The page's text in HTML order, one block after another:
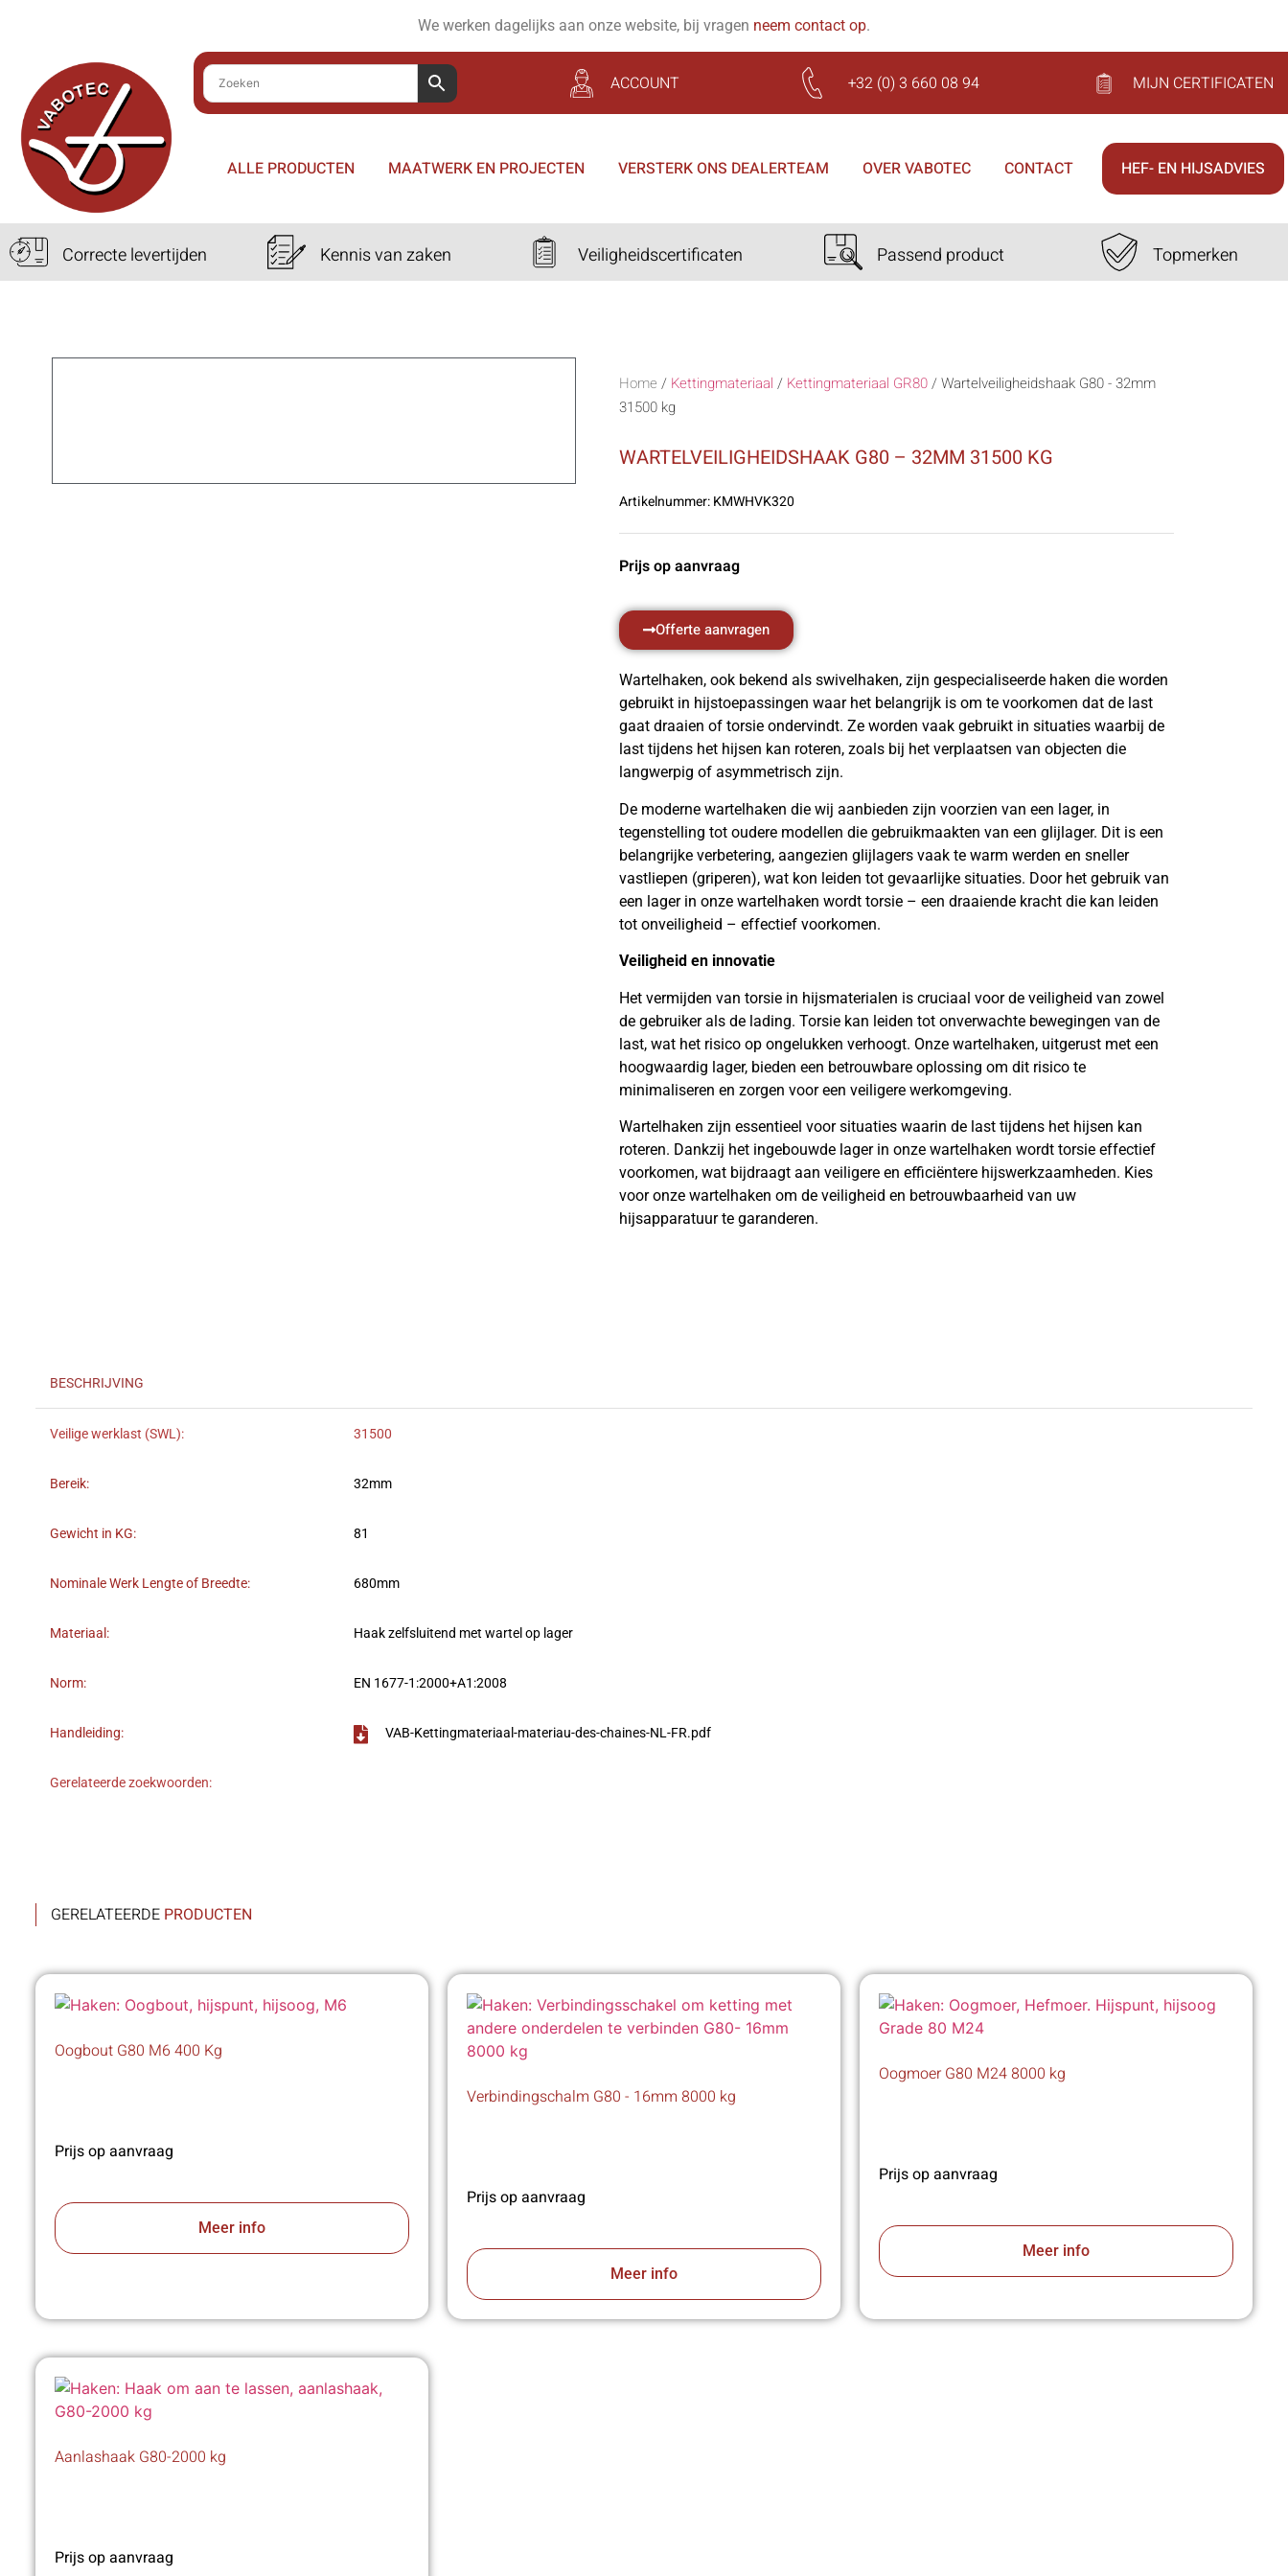
We werken dagelijks aan onze website, bij vragen neem contact op.
ACCOUNT +32 (0) 3 660 08 94 MIJN CERTIFICATEN
ALLE PRODUCTEN MAATWERK EN PROJECTEN VERSTERK ONS DEALERTEAM OVER VABOTEC CONTACT HEF- EN HIJSADVIES
Correcte levertijden Kennis van zaken Veiligheidscertificaten Passend product Topmerken
Home / Kettingmateriaal / Kettingmateriaal GR80/Wartelveiligheidshaak G80 - 32mm
31500 kg
WARTELVEILIGHEIDSHAAK G80 – 32MM 31500 KG
Artikelnummer:KMWHVK320
Prijs op aanvraag
Offerte aanvragen
Wartelhaken, ook bekend als swivelhaken, zijn gespecialiseerde haken die worden
gebruikt in hijstoepassingen waar het belangrijk is om te voorkomen dat de last
gaat draaien of torsie ondervindt. Ze worden vaak gebruikt in situaties waarbij de
last tijdens het hijsen kan roteren, zoals bij het verplaatsen van objecten die
langwerpig of asymmetrisch zijn.
De moderne wartelhaken die wij aanbieden zijn voorzien van een lager, in
tegenstelling tot oudere modellen die gebruikmaakten van een glijlager. Dit is een
belangrijke verbetering, aangezien glijlagers vaak te warm werden en sneller
vastliepen (griperen), wat kon leiden tot gevaarlijke situaties. Door het gebruik van
een lager in onze wartelhaken wordt torsie – een draaiende kracht die kan leiden
tot onveiligheid – effectief voorkomen.
Veiligheid en innovatie
Het vermijden van torsie in hijsmaterialen is cruciaal voor de veiligheid van zowel
de gebruiker als de lading. Torsie kan leiden tot onverwachte bewegingen van de
last, wat het risico op ongelukken verhoogt. Onze wartelhaken, uitgerust met een
hoogwaardig lager, bieden een betrouwbare oplossing om dit risico te
minimaliseren en zorgen voor een veiligere werkomgeving.
Wartelhaken zijn essentieel voor situaties waarin de last tijdens het hijsen kan
roteren. Dankzij het ingebouwde lager in onze wartelhaken wordt torsie effectief
voorkomen, wat bijdraagt aan veiligere en efficiëntere hijswerkzaamheden. Kies
voor onze wartelhaken om de veiligheid en betrouwbaarheid van uw
hijsapparatuur te garanderen.
BESCHRIJVING
Veilige werklast (SWL): 31500
Bereik: 32mm
Gewicht in KG: 81
Nominale Werk Lengte of Breedte: 680mm
Materiaal: Haak zelfsluitend met wartel op lager
Norm: EN 1677-1:2000+A1:2008
Handleiding: VAB-Kettingmateriaal-materiau-des-chaines-NL-FR.pdf
Gerelateerde zoekwoorden:
GERELATEERDE PRODUCTEN
Oogbout G80 M6 400 Kg
Prijs op aanvraag
Meer info
Verbindingschalm G80 - 16mm 8000 kg
Prijs op aanvraag
Meer info
Oogmoer G80 M24 8000 kg
Prijs op aanvraag
Meer info
Aanlashaak G80-2000 kg
Prijs op aanvraag